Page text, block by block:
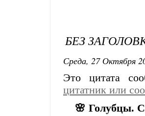
БЕЗ
Среда, 27 Октября
Это цитата
цитатник или
🌸 Голубцы.